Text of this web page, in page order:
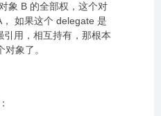
象 B 的全部权，这个对
如果这个 delegate 是
用，相互持有，那根本
对象了。